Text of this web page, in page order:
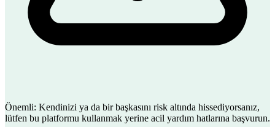
Önemli: Kendinizi ya da bir başkasını risk altında hissediyorsanız,
lütfen bu platformu kullanmak yerine acil yardım hatlarına başvurun.